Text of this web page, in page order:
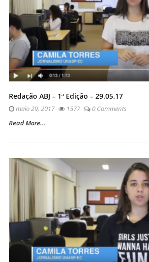
Redação ABJ – 1ª Edição – 29.05.17
maio 29, 2017 1577
0 Comments
Read More...